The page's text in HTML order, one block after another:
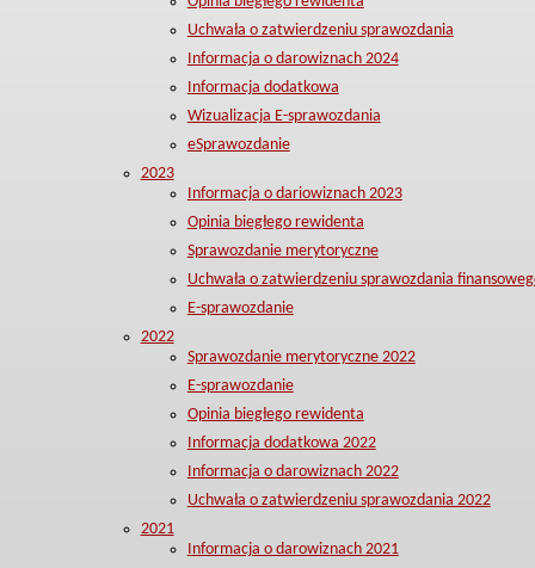
Uchwała o zatwierdzeniu sprawozdania
Informacja o darowiznach 2024
Informacja dodatkowa
Wizualizacja E-sprawozdania
eSprawozdanie
2023
Informacja o dariowiznach 2023
Opinia biegłego rewidenta
Sprawozdanie merytoryczne
Uchwała o zatwierdzeniu sprawozdania
E-sprawozdanie
2022
Sprawozdanie merytoryczne 2022
E-sprawozdanie
Opinia biegłego rewidenta
Informacja dodatkowa 2022
Informacja o darowiznach 2022
Uchwała o zatwierdzeniu sprawozdania 2022
2021
Informacja o darowiznach 2021